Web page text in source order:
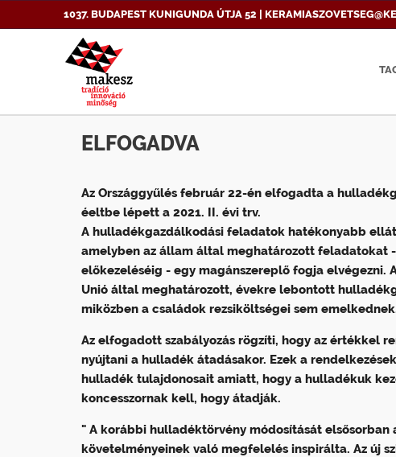
1037. BUDAPEST KUNIGUNDA ÚTJA 52 |
ELFOGADVA
Az Országgyűlés február 22-én elfogadta a
éeltbe lépett a 2021. II. évi trv.
A hulladékgazdálkodási feladatok hatékonyabb
amelyben az állam által meghatározott feladatokat
előkezeléséig - egy magánszereplő fogja elvégezni.
Unió által meghatározott, évekre lebontott
miközben a családok rezsiköltségei sem
Az elfogadott szabályozás rögzíti, hogy az értékkel
nyújtani a hulladék átadásakor. Ezek a
hulladék tulajdonosait amiatt, hogy a hulladékuk
koncesszornak kell, hogy átadják.
" A korábbi hulladéktörvény módosítását elsősorban
követelményeinek való megfelelés inspirálta. Az új